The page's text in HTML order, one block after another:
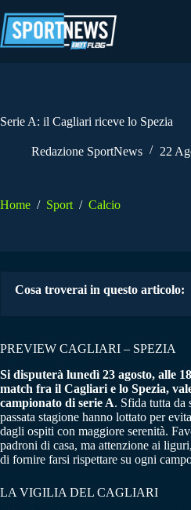
al
contenuto
Serie A: il Cagliari riceve lo Spezia
Redazione SportNews 22
Home / Sport / Calcio
Cosa troverai in questo articolo:
PREVIEW CAGLIARI – SPEZIA
Si disputerà lunedì 23 agosto, alle
match fra il Cagliari e lo Spezia,
campionato di serie A. Sfida tutta da
passata stagione hanno lottato per
dagli ospiti con maggiore serenità.
padroni di casa, ma attenzione ai
di fornire farsi rispettare su ogni
LA VIGILIA DEL CAGLIARI